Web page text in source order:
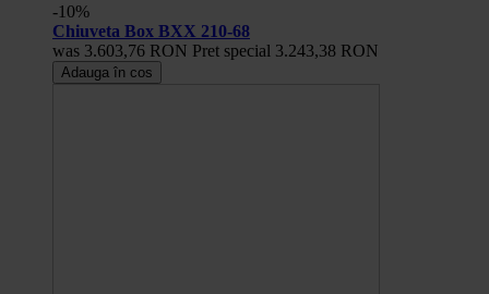
-10%
Chiuveta Box BXX 210-68
was 3.603,76 RON Pret special 3.243,38 RON
Adauga în cos